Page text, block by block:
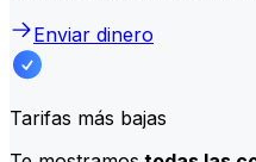
Enviar dinero
Tarifas más bajas